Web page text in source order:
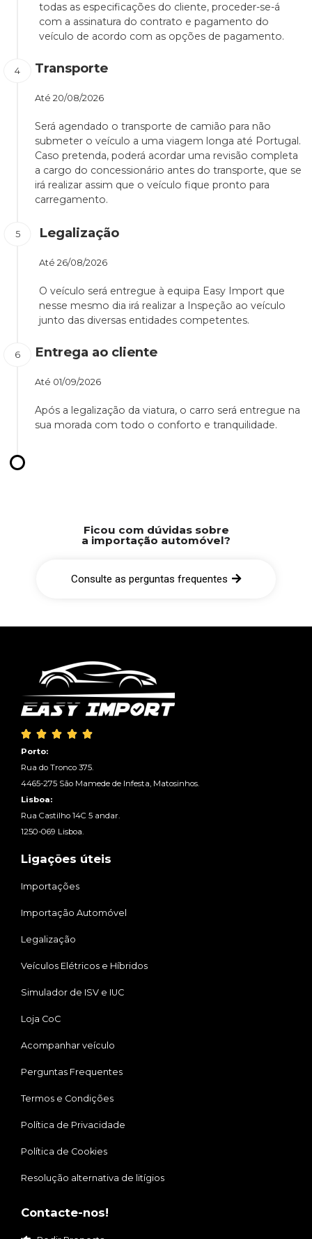
todas as especificações do cliente, proceder-se-á
com a assinatura do contrato e pagamento do
veículo de acordo com as opções de pagamento.
Transporte
Até 20/08/2026
Será agendado o transporte de camião para não
submeter o veículo a uma viagem longa até Portugal.
Caso pretenda, poderá acordar uma revisão completa
a cargo do concessionário antes do transporte, que se
irá realizar assim que o veículo fique pronto para
carregamento.
Legalização
Até 26/08/2026
O veículo será entregue à equipa Easy Import que
nesse mesmo dia irá realizar a Inspeção ao veículo
junto das diversas entidades competentes.
Entrega ao cliente
Até 01/09/2026
Após a legalização da viatura, o carro será entregue na
sua morada com todo o conforto e tranquilidade.
Ficou com dúvidas sobre
a importação automóvel?
Consulte as perguntas frequentes
    
Porto:
Rua do Tronco 375.
4465-275 São Mamede de Infesta, Matosinhos.
Lisboa:
Rua Castilho 14C 5 andar.
1250-069 Lisboa.
Ligações úteis
Importações
Importação Automóvel
Legalização
Veículos Elétricos e Híbridos
Simulador de ISV e IUC
Loja CoC
Acompanhar veículo
Perguntas Frequentes
Termos e Condições
Política de Privacidade
Política de Cookies
Resolução alternativa de litígios
Contacte-nos!